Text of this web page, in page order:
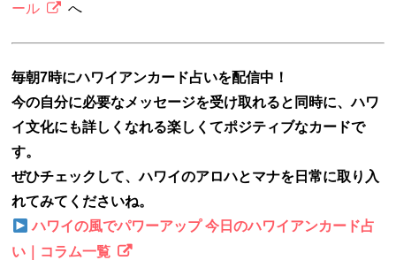
ール
へ
毎朝7時にハワイアンカード占いを配信中！
今の自分に必要なメッセージを受け取れると同時に、ハワ
イ文化にも詳しくなれる楽しくてポジティブなカードで
す。
ぜひチェックして、ハワイのアロハとマナを日常に取り入
れてみてくださいね。
ハワイの風でパワーアップ 今日のハワイアンカード占
い｜コラム一覧